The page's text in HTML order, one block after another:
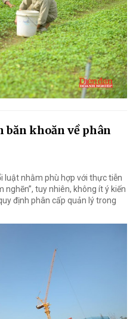
băn khoăn về phân
luật nhằm phù hợp với thực tiễn
tuy nhiên, không ít ý kiến
định phân cấp quản lý trong